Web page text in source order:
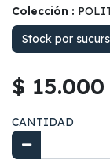
Colección :
Stock por
$ 15.000
CANTIDAD